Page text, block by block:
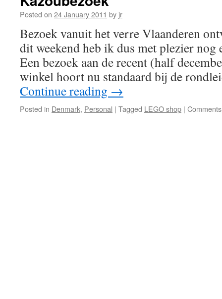
Posted on 24 January 2011 by jr
Bezoek vanuit het verre Vlaanderen
dit weekend heb ik dus met plezier nog
Een bezoek aan de recent (half
winkel hoort nu standaard bij de
Continue reading →
Posted in Denmark, Personal | Tagged LEGO shop |